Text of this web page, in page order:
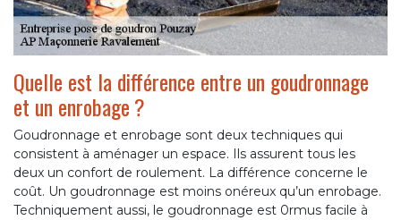
Quelle est la différence entre un goudronnage
et un enrobage ?
Goudronnage et enrobage sont deux techniques qui
consistent à aménager un espace. Ils assurent tous les
deux un confort de roulement. La différence concerne le
coût. Un goudronnage est moins onéreux qu’un enrobage.
Techniquement aussi, le goudronnage est 0rmus facile à